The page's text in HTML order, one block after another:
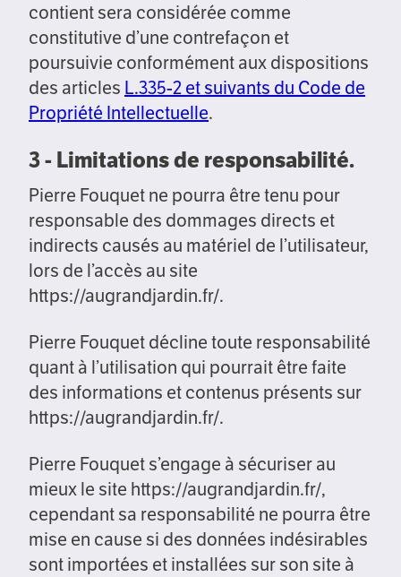
contient sera considérée comme
constitutive d’une contrefaçon et
poursuivie conformément aux dispositions
des articles L.335-2 et suivants du Code de
Propriété Intellectuelle.
3 - Limitations de responsabilité.
Pierre Fouquet ne pourra être tenu pour
responsable des dommages directs et
indirects causés au matériel de l’utilisateur,
lors de l’accès au site
https://augrandjardin.fr/.
Pierre Fouquet décline toute responsabilité
quant à l’utilisation qui pourrait être faite
des informations et contenus présents sur
https://augrandjardin.fr/.
Pierre Fouquet s’engage à sécuriser au
mieux le site https://augrandjardin.fr/,
cependant sa responsabilité ne pourra être
mise en cause si des données indésirables
sont importées et installées sur son site à